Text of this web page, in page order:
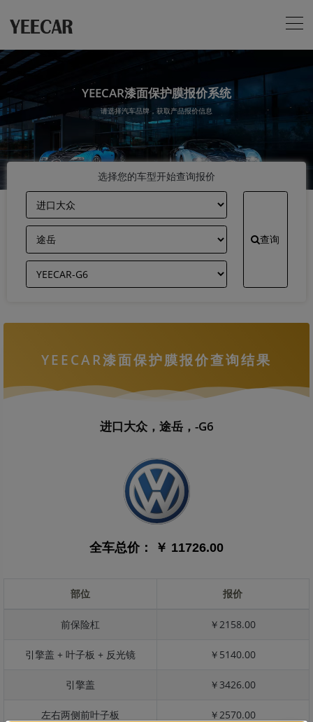
YEECAR漆面保护膜报价系统
请选择汽车品牌，获取产品报价信息
选择您的车型开始查询报价
查询
YEECAR漆面保护膜报价查询结果
进口大众，途岳，-G6
全车总价： ￥ 11726.00
部位 报价
前保险杠 ￥2158.00
引擎盖 + 叶子板 + 反光镜 ￥5140.00
引擎盖 ￥3426.00
左右两侧前叶子板 ￥2570.00